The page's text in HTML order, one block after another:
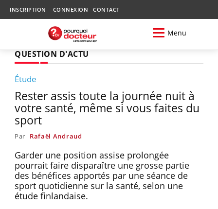
INSCRIPTION CONNEXION CONTACT
Menu
QUESTION D'ACTU
Étude
Rester assis toute la journée nuit à
votre santé, même si vous faites du
sport
Par Rafaël Andraud
Garder une position assise prolongée
pourrait faire disparaître une grosse partie
des bénéfices apportés par une séance de
sport quotidienne sur la santé, selon une
étude finlandaise.